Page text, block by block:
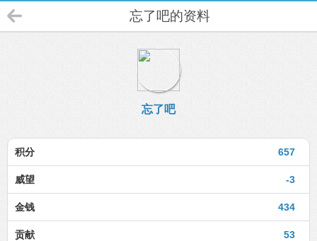
忘了吧的资料
忘了吧
657
积分
-3
威望
434
金钱
53
贡献